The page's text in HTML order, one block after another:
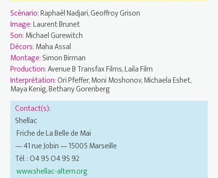
Scénario:Raphaël Nadjari, Geoffroy Grison
Image:Laurent Brunet
Son:Michael Gurewitch
Décors:Maha Assal
Montage:Simon Birman
Production:
Avenue B Transfax Films, Laila Film
Interprétation:Ori Pfeffer, Moni Moshonov, Michaela Eshet,
Maya Kenig, Bethany Gorenberg
Contact(s):
Shellac
Friche de La Belle de Mai
— 41 rue Jobin — 15005 Marseille
Tél. : O4 95 O4 9S 92
www.shellac-altern.org